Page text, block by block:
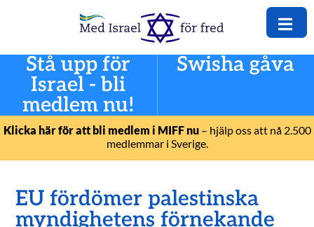
Stå upp för
Israel - bli
medlem nu!
Swisha gåva
Klicka här för att bli medlem i MIFF nu– hjälp oss att nå 2.500
medlemmar i Sverige.
EU fördömer palestinska
myndighetens förnekande